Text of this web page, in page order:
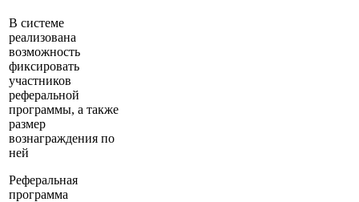
В системе
реализована
возможность
фиксировать
участников
реферальной
программы, а также
размер
вознаграждения по
ней
Реферальная
программа